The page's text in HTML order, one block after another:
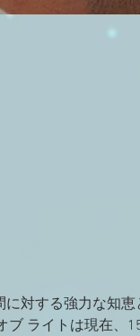
対する強力な知恵
ライトは現在、